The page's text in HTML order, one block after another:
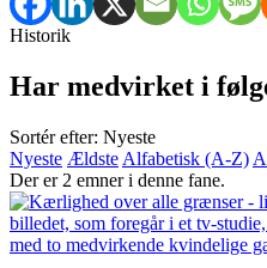
Historik
Har medvirket i
Sortér efter: Nyeste
Nyeste Ældste Alfabetisk (A-Z)
Der er 2 emner i denne fane.